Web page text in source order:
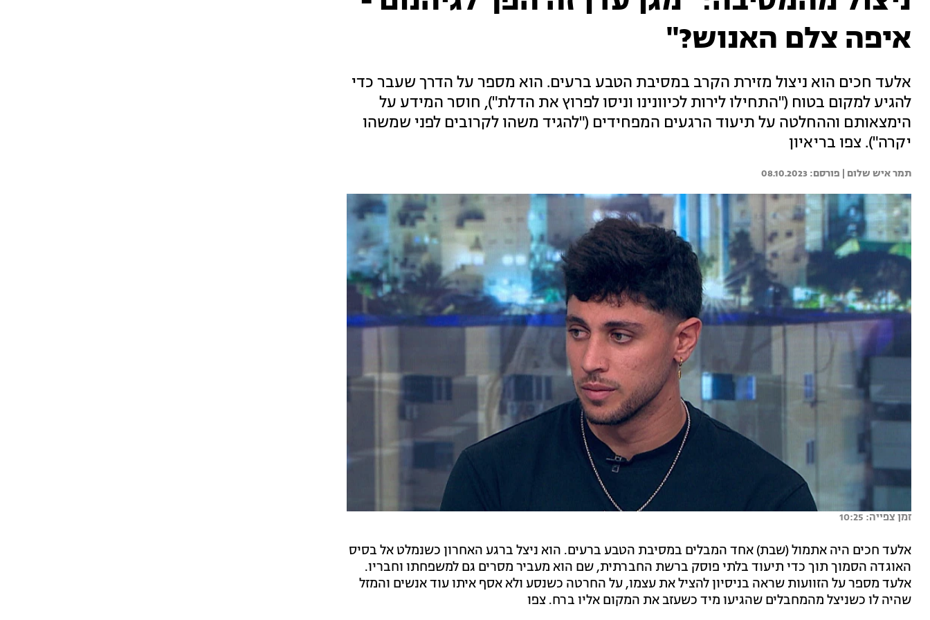
איפה צלם האנוש?"
אלעד חכים הוא ניצול מזירת הקרב במסיבת הטבע ברעים. הוא מספר על הדרך שעבר כדי
להגיע למקום בטוח ("התחילו לירות לכיוונינו וניסו לפרוץ את הדלת"), חוסר המידע על
הימצאותם וההחלטה על תיעוד הרגעים המפחידים ("להגיד משהו לקרובים לפני שמשהו
יקרה"). צפו בריאיון
תמר איש שלום | 08.10.2023
זמן צפייה: 10:25
אלעד חכים היה אתמול (שבת) אחד המבלים במסיבת הטבע ברעים. הוא ניצל ברגע האחרון כשנמלט אל בסיס
האוגדה הסמוך תוך כדי תיעוד בלתי פוסק ברשת החברתית, שם הוא מעביר מסרים גם למשפחתו וחבריו.
אלעד מספר על הזוועות שראה בניסיון להציל את עצמו, על החרטה כשנסע ולא אסף איתו עוד אנשים והמזל
שהיה לו כשניצל מהמחבלים שהגיעו מיד כשעזב את המקום אליו ברח. צפו